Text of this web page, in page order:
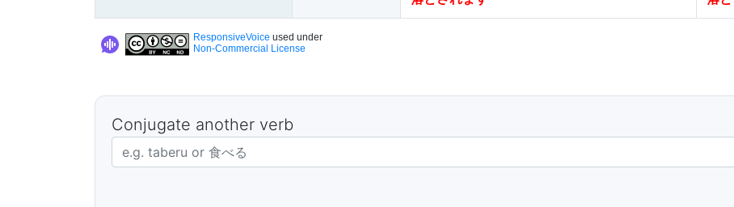
ResponsiveVoice used under
Non-Commercial License
Conjugate another verb
Japanese verb in dictionary form